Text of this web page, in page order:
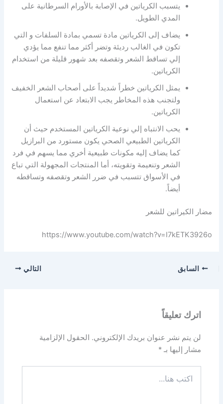
يتسبب الكرياتين في الإصابة بالأورام السرطانية على
المدي الطويل.
يضاف إلى الكرياتين مادة تسمي بمادة السلفات و التي
تكون في الغالب رديئة وتضر أكثر مما تنفع مما يؤدي
إلي تساقط الشعر وتقصفه بعد شهور قليلة من استخدام
الكرياتين.
يمثل الكرياتين خطراً شديداً على أصحاب الشعر الخفيف
ولتجنب هذه المخاطر يجب الابتعاد عن استعمال
الكرياتين.
يحب الانتباه إلي نوعية الكرياتين المستخدم حيث أن
الكرياتين الطبيعي الصحي يكون مستورد من البرازيل
كما يضاف إليه مكونات طبيعية أخري مما يسهم في فرد
الشعر وتنعيمة وتقويته، أما المنتجات المجهولة التي تباع
في الأسواق تتسبب في ضرر الشعر وتقصفه وتساقطه
أيضاً.
مضار الكيراتين للشعر
https://www.youtube.com/watch?v=I7kETK3926o
السابق التالي
اترك تعليقاً
لن يتم نشر عنوان بريدك الإلكتروني. الحقول الإلزامية
مشار إليها بـ*
هنا...